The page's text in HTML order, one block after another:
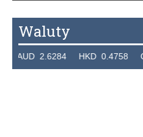
Waluty
2.6284 HKD 0.4758